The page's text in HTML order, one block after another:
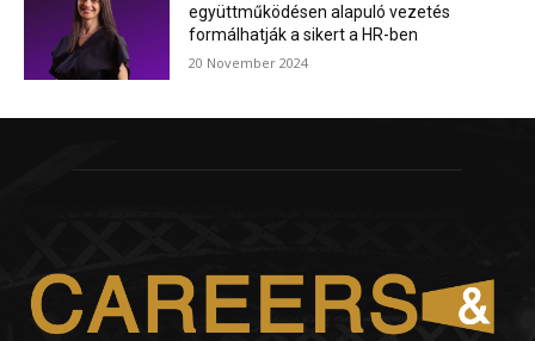
együttműködésen alapuló vezetés
formálhatják a sikert a HR-ben
20 November 2024